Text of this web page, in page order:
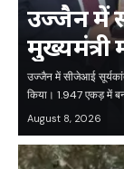
उज्जैन में
मुख्यमंत्री
अतिथि
उज्जैन में सीजेआई
किया। 1.947 एकड़ में
August 8, 2026